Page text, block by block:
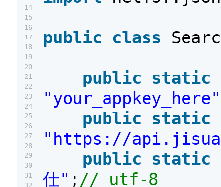
14
15
16
17
18
19
20
21
22
23
24
25
26
27
28
29
30
31
32
public class
public static
"your_appkey_here"
public static
"https://
public static
仕" ; // utf-8